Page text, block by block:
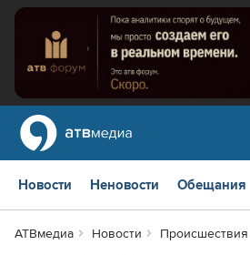
Новости Неновости Обещания
АТВмедиа Новости
Происшествия